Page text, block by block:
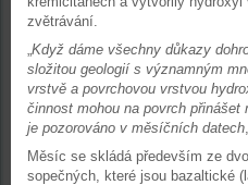
zvětrávání.
„Když dáme všechny důkazy
složitou geologií s významným
vrstvě a povrchovou vrstvou
činnost mohou na povrch
je pozorováno v měsíčních datech
Měsíc se skládá především ze
sopečných, které jsou bazaltické